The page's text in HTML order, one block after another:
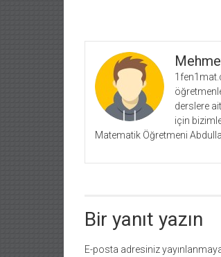
derslere
için
Matematik Öğretmeni
Bir yanıt yazın
E-posta adresiniz